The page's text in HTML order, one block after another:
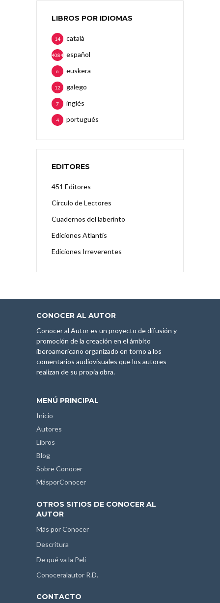
LIBROS POR IDIOMAS
català
14
español
4084
euskera
6
galego
12
inglés
7
portugués
4
EDITORES
451 Editores
Círculo de Lectores
Cuadernos del laberinto
Ediciones Atlantis
Ediciones Irreverentes
CONOCER AL AUTOR
Conocer al Autor es un proyecto de difusión y
promoción de la creación en el ámbito
iberoamericano organizado en torno a los
comentarios audiovisuales que los autores
realizan de su propia obra.
MENÚ PRINCIPAL
Inicio
Autores
Libros
Blog
Sobre Conocer
MásporConocer
OTROS SITIOS DE CONOCER AL
AUTOR
Más por Conocer
Descritura
De qué va la Peli
Conoceralautor R.D.
CONTACTO